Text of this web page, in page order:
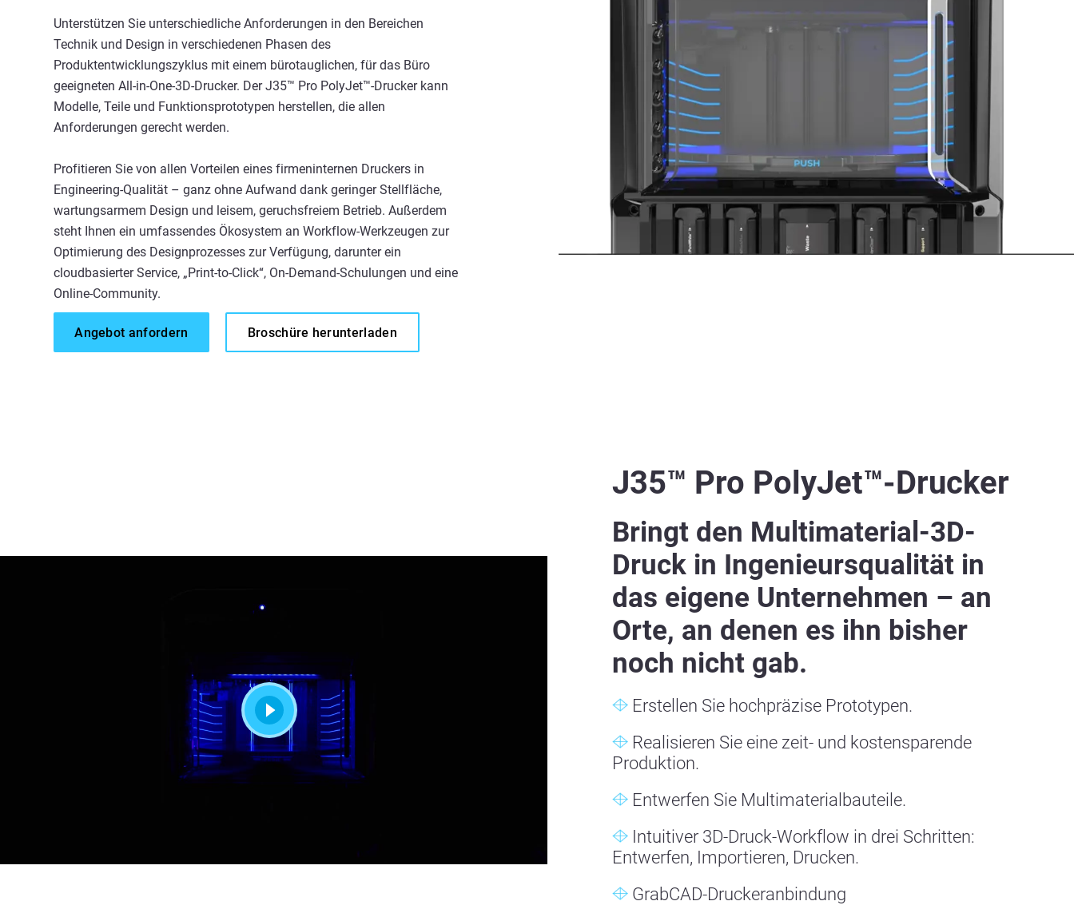
Unterstützen Sie unterschiedliche Anforderungen in den Bereichen
Technik und Design in verschiedenen Phasen des
Produktentwicklungszyklus mit einem bürotauglichen, für das Büro
geeigneten All-in-One-3D-Drucker. Der J35™ Pro PolyJet™-Drucker kann
Modelle, Teile und Funktionsprototypen herstellen, die allen
Anforderungen gerecht werden.
Profitieren Sie von allen Vorteilen eines firmeninternen Druckers in
Engineering-Qualität – ganz ohne Aufwand dank geringer Stellfläche,
wartungsarmem Design und leisem, geruchsfreiem Betrieb. Außerdem
steht Ihnen ein umfassendes Ökosystem an Workflow-Werkzeugen zur
Optimierung des Designprozesses zur Verfügung, darunter ein
cloudbasierter Service, „Print-to-Click“, On-Demand-Schulungen und eine
Online-Community.
Angebot anfordern Broschüre herunterladen
J35™ Pro PolyJet™-Drucker
Bringt den Multimaterial-3D-
Druck in Ingenieursqualität in
das eigene Unternehmen – an
Orte, an denen es ihn bisher
noch nicht gab.
Erstellen Sie hochpräzise Prototypen.
Realisieren Sie eine zeit- und kostensparende
Produktion.
Entwerfen Sie Multimaterialbauteile.
Intuitiver 3D-Druck-Workflow in drei Schritten:
Entwerfen, Importieren, Drucken.
GrabCAD-Druckeranbindung